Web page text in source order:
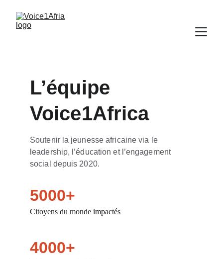
L’équipe
Voice1Africa
Soutenir la jeunesse africaine via le
leadership, l’éducation et l’engagement
social depuis 2020.
5000+
Citoyens du monde impactés
4000+